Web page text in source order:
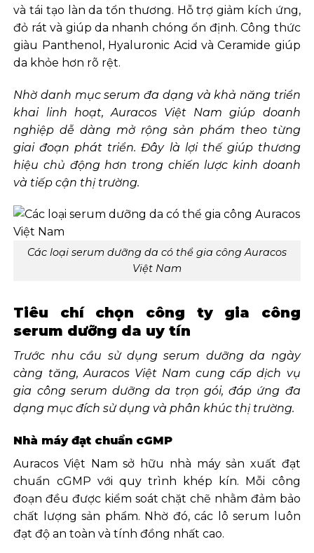
và tái tạo làn da tổn thương. Hỗ trợ giảm kích ứng,
đỏ rát và giúp da nhanh chóng ổn định. Công thức
giàu Panthenol, Hyaluronic Acid và Ceramide giúp
da khỏe hơn rõ rệt.
Nhờ danh mục serum đa dạng và khả năng triển
khai linh hoạt, Auracos Việt Nam giúp doanh
nghiệp dễ dàng mở rộng sản phẩm theo từng
giai đoạn phát triển. Đây là lợi thế giúp thương
hiệu chủ động hơn trong chiến lược kinh doanh
và tiếp cận thị trường.
Các loại serum dưỡng da có thể gia công Auracos
Việt Nam
Tiêu chí chọn công ty gia công
serum dưỡng da uy tín
Trước nhu cầu sử dụng serum dưỡng da ngày
càng tăng, Auracos Việt Nam cung cấp dịch vụ
gia công serum dưỡng da trọn gói, đáp ứng đa
dạng mục đích sử dụng và phân khúc thị trường.
Nhà máy đạt chuẩn cGMP
Auracos Việt Nam sở hữu nhà máy sản xuất đạt
chuẩn cGMP với quy trình khép kín. Mỗi công
đoạn đều được kiểm soát chặt chẽ nhằm đảm bảo
chất lượng sản phẩm. Nhờ đó, các lô serum luôn
đạt độ an toàn và tính đồng nhất cao.